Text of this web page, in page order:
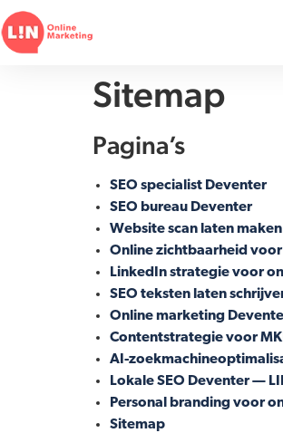
Sitemap
Pagina’s
SEO specialist Deventer
SEO bureau Deventer
Website scan laten maken
Online zichtbaarheid
LinkedIn strategie voor
SEO teksten laten
Online marketing
Contentstrategie voor
AI-
Lokale SEO Deventer —
Personal branding voor
Sitemap